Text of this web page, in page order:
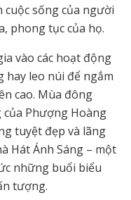
sống của người
phong tục của họ.
vào các hoạt động
hay leo núi để ngắm
cao. Mùa đông
của Phượng Hoàng
tuyệt đẹp và lãng
Hát Ánh Sáng – một
những buổi biểu
tượng.